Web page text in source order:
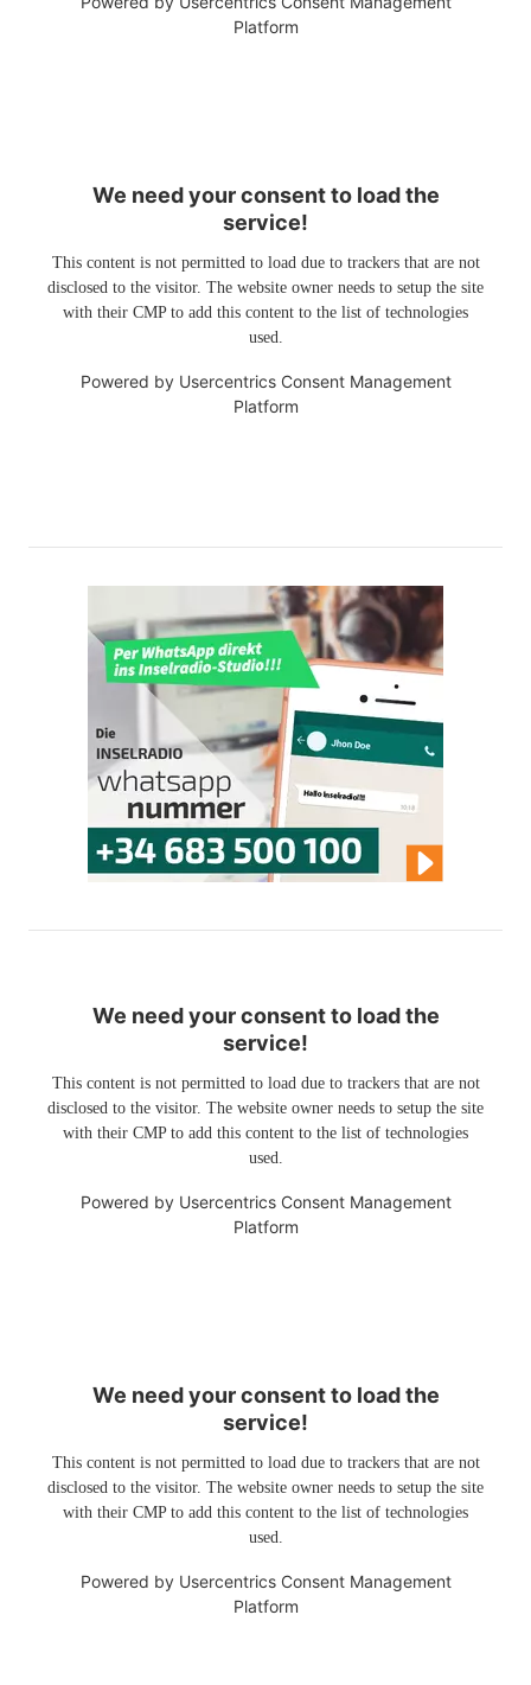
Platform
We need your consent to load the
service!
This content is not permitted to load due to trackers that are not
disclosed to the visitor. The website owner needs to setup the site
with their CMP to add this content to the list of technologies
used.
Powered by Usercentrics Consent Management
Platform
We need your consent to load the
service!
This content is not permitted to load due to trackers that are not
disclosed to the visitor. The website owner needs to setup the site
with their CMP to add this content to the list of technologies
used.
Powered by Usercentrics Consent Management
Platform
We need your consent to load the
service!
This content is not permitted to load due to trackers that are not
disclosed to the visitor. The website owner needs to setup the site
with their CMP to add this content to the list of technologies
used.
Powered by Usercentrics Consent Management
Platform